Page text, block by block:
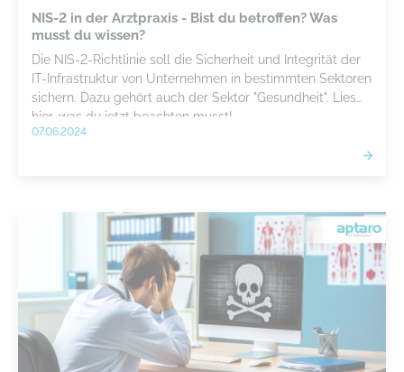
NIS-2 in der Arztpraxis - Bist du betroffen? Was
musst du wissen?
Die NIS-2-Richtlinie soll die Sicherheit und Integrität der
IT-Infrastruktur von Unternehmen in bestimmten Sektoren
sichern. Dazu gehört auch der Sektor "Gesundheit". Lies
hier, was du jetzt beachten musst!
07.06.2024